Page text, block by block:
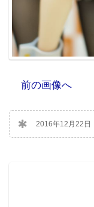
前の画像へ
2016年12月22日